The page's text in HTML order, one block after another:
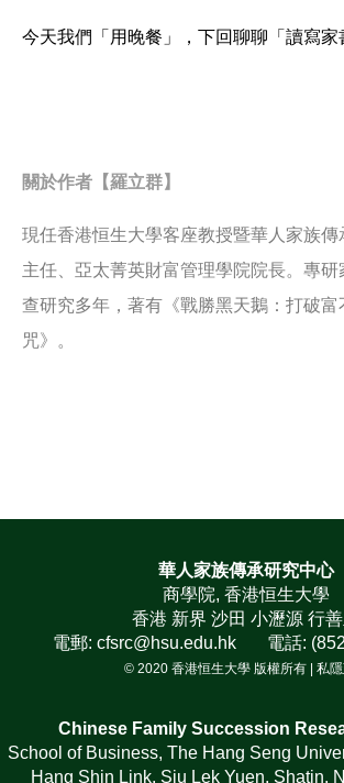
今天我們「用晚餐」，下回聊聊「讀寫家
關於作者【羅立群】
現任香港恒生大學客座教授暨華人家族傳
主任、亞太菁英財富管理學院院長。專
查研究多年，著有《戰勝黑天鵝：打破
咒》。
華人家族傳承研究中心
商學院, 香港恒生大學
香港 新界 沙田 小瀝源 行
電郵: cfsrc@hsu.edu.hk 電話:
© 2020 香港恒生大學 版權所有 | 私
Chinese Family Succession
School of Business, The Hang Seng
Hang Shin Link, Siu Lek Yuen, Shatin,